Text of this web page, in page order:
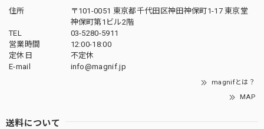
住所
〒101-0051 東京都千代田区神田神保町1-17 東京堂
神保町第1ビル2階
TEL
03-5280-5911
営業時間
12:00-18:00
定休日
不定休
E-mail
info@magnif.jp
magnifとは？
MAP
送料について